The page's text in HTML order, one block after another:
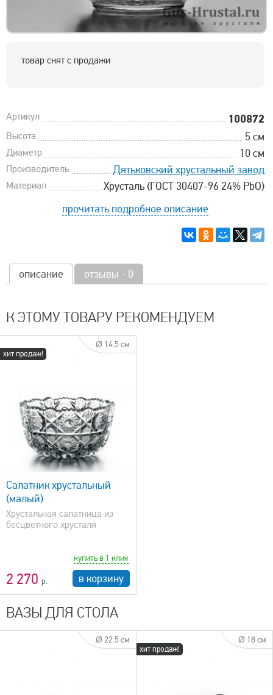
товар снят с продажи
Артикул 100872
Высота 5 см
Диаметр 10 см
Производитель Дятьковский хрустальный завод
Материал
Хрусталь (ГОСТ 30407-96 24% PbO)
прочитать подробное описание
описание отзывы - 0
К ЭТОМУ ТОВАРУ РЕКОМЕНДУЕМ
хит продаж!
Ø 14.5 см
Салатник хрустальный
(малый)
Хрустальная салатница из
бесцветного хрусталя
2 270
купить в 1 клик
в корзину
ВАЗЫ ДЛЯ СТОЛА
Ø 22.5 см
хит продаж!
Ø 18 см